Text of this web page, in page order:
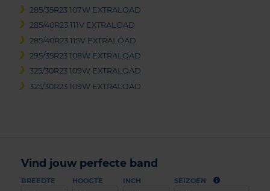
285/35R23 107W EXTRALOAD
285/40R23 111V EXTRALOAD
285/40R23 115V EXTRALOAD
295/35R23 108W EXTRALOAD
325/30R23 109W EXTRALOAD
325/30R23 109W EXTRALOAD
Vind jouw perfecte band
BREEDTE HOOGTE INCH SEIZOEN